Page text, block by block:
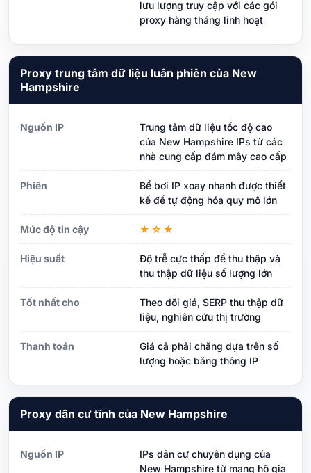
lưu lượng truy cập với các gói
proxy hàng tháng linh hoạt
Proxy trung tâm dữ liệu luân phiên của New
Hampshire
Nguồn IP
Trung tâm dữ liệu tốc độ cao
của New Hampshire IPs từ các
nhà cung cấp đám mây cao cấp
Phiên
Bể bơi IP xoay nhanh được thiết
kế để tự động hóa quy mô lớn
Mức độ tin cậy ★☆★
Hiệu suất
Độ trễ cực thấp để thu thập và
thu thập dữ liệu số lượng lớn
Tốt nhất cho
Theo dõi giá, SERP thu thập dữ
liệu, nghiên cứu thị trường
Thanh toán
Giá cả phải chăng dựa trên số
lượng hoặc băng thông IP
Proxy dân cư tĩnh của New Hampshire
Nguồn IP
IPs dân cư chuyên dụng của
New Hampshire từ mạng hộ gia